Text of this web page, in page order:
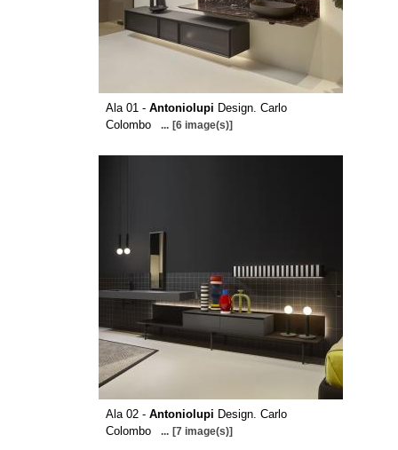
Ala 01 - Antoniolupi Design. Carlo
Colombo
... [6 image(s)]
Ala 02 - Antoniolupi Design. Carlo
Colombo
... [7 image(s)]